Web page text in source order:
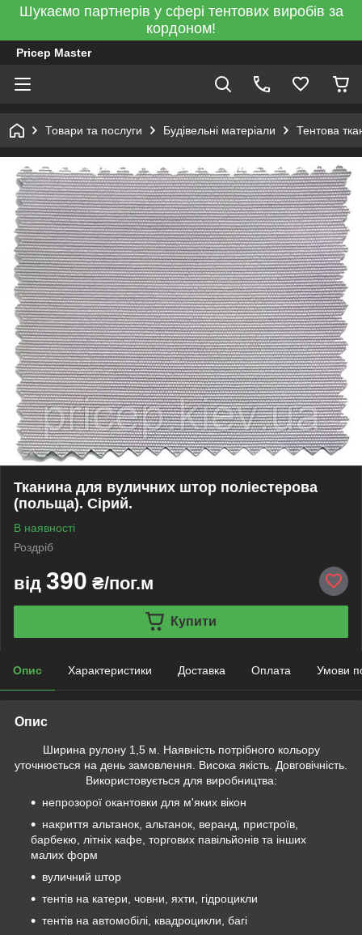
Шукаємо партнерів у сфері тентових виробів за
кордоном!
Pricep Master
Товари та послуги Будівельні матеріали Тентова
Тканина для вуличних штор поліестерова
(польща). Сірий.
В наявності
Роздріб
від 390 ₴/пог.м
Купити
Опис Характеристики Доставка Оплата Умови
Опис
Ширина рулону 1,5 м. Наявність потрібного кольору
уточнюється на день замовлення. Висока якість. Довговічність.
Використовується для виробництва:
непрозорої окантовки для м'яких вікон
накриття альтанок, альтанок, веранд, пристроїв,
барбекю, літніх кафе, торгових павільйонів та інших
малих форм
вуличний штор
тентів на катери, човни, яхти, гідроцикли
тентів на автомобілі, квадроцикли, багі